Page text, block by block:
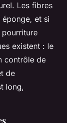
Les fibres
éponge, et si
pourriture
existent : le
contrôle de
de
long,